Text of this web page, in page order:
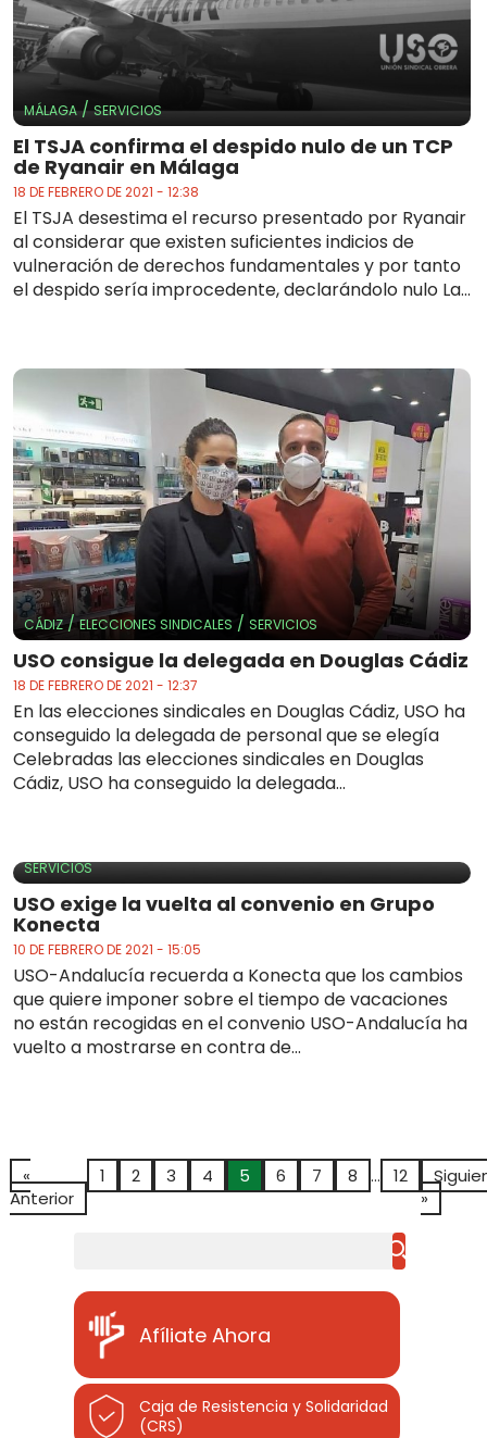
MÁLAGA/SERVICIOS
El TSJA confirma el despido nulo de un TCP
de Ryanair en Málaga
18 DE FEBRERO DE 2021 - 12:38
El TSJA desestima el recurso presentado por Ryanair
al considerar que existen suficientes indicios de
vulneración de derechos fundamentales y por tanto
el despido sería improcedente, declarándolo nulo La...
CÁDIZ/ELECCIONES SINDICALES / SERVICIOS
USO consigue la delegada en Douglas Cádiz
18 DE FEBRERO DE 2021 - 12:37
En las elecciones sindicales en Douglas Cádiz, USO ha
conseguido la delegada de personal que se elegía
Celebradas las elecciones sindicales en Douglas
Cádiz, USO ha conseguido la delegada...
SERVICIOS
USO exige la vuelta al convenio en Grupo
Konecta
10 DE FEBRERO DE 2021 - 15:05
USO-Andalucía recuerda a Konecta que los cambios
que quiere imponer sobre el tiempo de vacaciones
no están recogidas en el convenio USO-Andalucía ha
vuelto a mostrarse en contra de...
«
Anterior
1 2 3 4 5 6 7 8 … 12
»
Afíliate Ahora
Caja de Resistencia y Solidaridad
(CRS)